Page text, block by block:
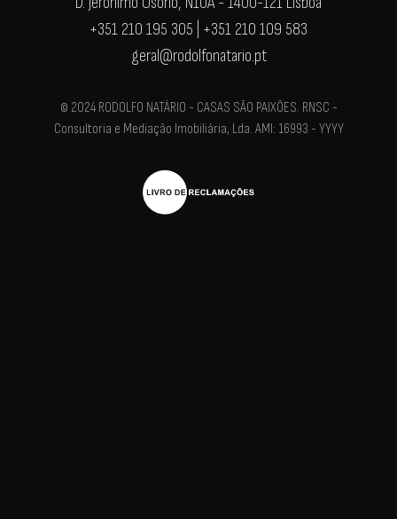
+351 210 195 305 | +351 210 109 583
geral@rodolfonatario.pt
© 2024 RODOLFO NATÁRIO - CASAS SÃO PAIXÕES. RNSC -
Consultoria e Mediação Imobiliária, Lda. AMI: 16993 - YYYY